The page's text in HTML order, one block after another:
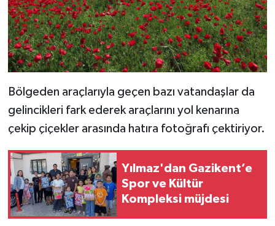
Bölgeden araçlarıyla geçen bazı vatandaşlar da
gelincikleri fark ederek araçlarını yol kenarına
çekip çiçekler arasında hatıra fotoğrafı çektiriyor.
Yılmaz'dan Gazikent’e
Spor ve Kültür
Kompleksi müjdesi